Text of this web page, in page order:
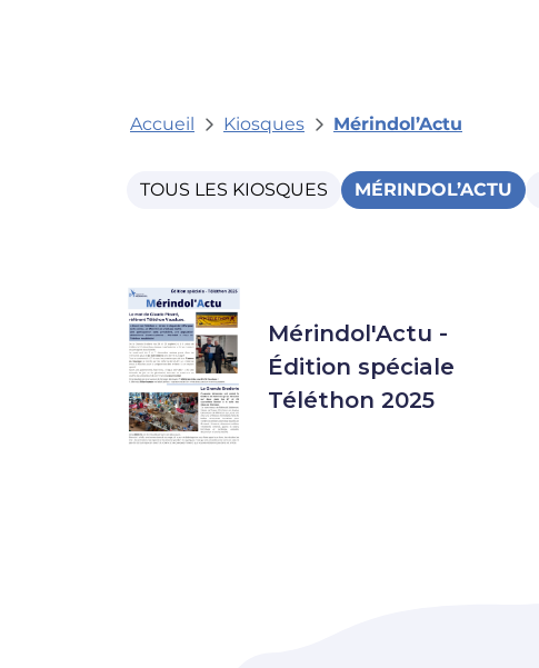
Accueil Kiosques Mérindol’Actu
TOUS LES KIOSQUES MÉRINDOL’ACTU
Mérindol'Actu -
Édition spéciale
Téléthon 2025